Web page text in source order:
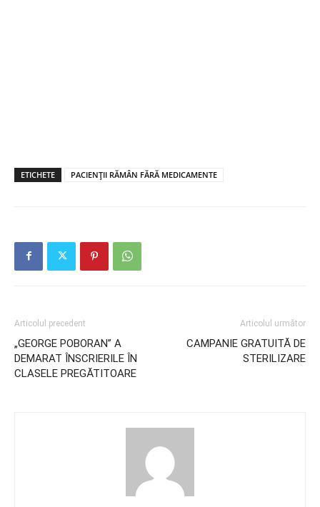
ETICHETE PACIENȚII RĂMÂN FĂRĂ MEDICAMENTE
Articolul precedent
„GEORGE POBORAN” A
DEMARAT ÎNSCRIERILE ÎN
CLASELE PREGĂTITOARE
Articolul următor
CAMPANIE GRATUITĂ DE
STERILIZARE